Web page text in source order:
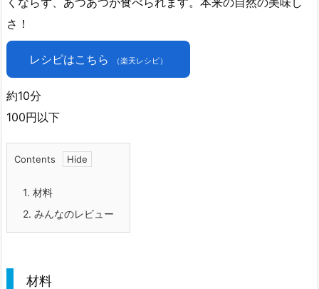
さ！
レシピはこちら （楽天レシピ）
約10分
100円以下
Contents
1. 材料
2. みんなのレビュー
材料